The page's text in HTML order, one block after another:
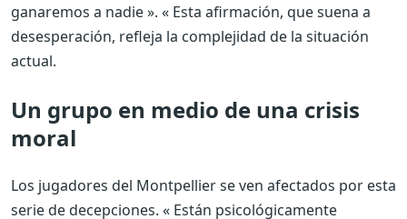
ganaremos a nadie ». « Esta afirmación, que suena a
desesperación, refleja la complejidad de la situación
actual.
Un grupo en medio de una crisis
moral
Los jugadores del Montpellier se ven afectados por esta
serie de decepciones. « Están psicológicamente